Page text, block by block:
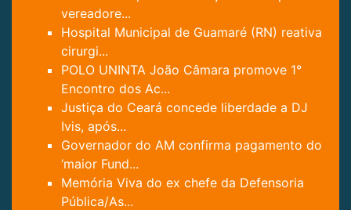
vereadore...
Hospital Municipal de Guamaré (RN) reativa
cirurgi...
POLO UNINTA João Câmara promove 1°
Encontro dos Ac...
Justiça do Ceará concede liberdade a DJ
Ivis, após...
Governador do AM confirma pagamento do
‘maior Fund...
Memória Viva do ex chefe da Defensoria
Pública/As...